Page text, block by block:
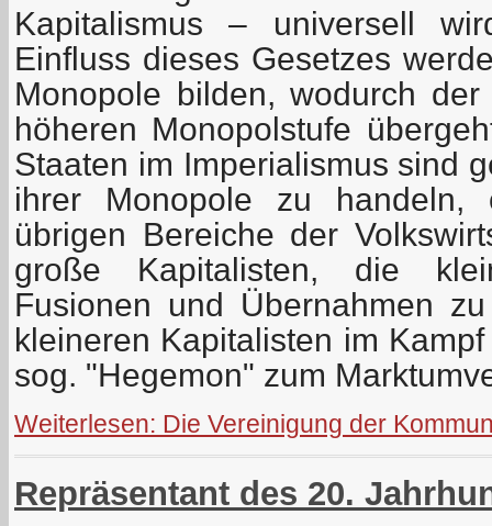
Kapitalismus – universell
Einfluss dieses Gesetzes
Monopole bilden, wodurch
höheren Monopolstufe
Staaten im Imperialismus sind
ihrer Monopole zu
übrigen Bereiche der
große Kapitalisten, die
Fusionen und Übernahmen
kleineren Kapitalisten im
sog. "Hegemon" zum
Weiterlesen: Die Vereinigung der
Repräsentant des 20.